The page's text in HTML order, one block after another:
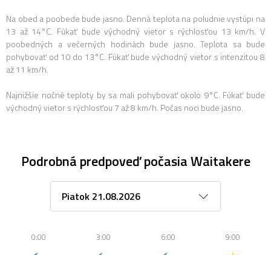
Na obed a poobede bude jasno. Denná teplota na poludnie vystúpi na
13 až 14°C. Fúkať bude východný vietor s rýchlosťou 13 km/h. V
poobedných a večerných hodinách bude jasno. Teplota sa bude
pohybovať od 10 do 13°C. Fúkať bude východný vietor s intenzitou 8
až 11 km/h.
Najnižšie nočné teploty by sa mali pohybovať okolo 9°C. Fúkať bude
východný vietor s rýchlosťou 7 až 8 km/h. Počas noci bude jasno.
Podrobná predpoveď počasia Waitakere
0:00 3:00 6:00 9:00